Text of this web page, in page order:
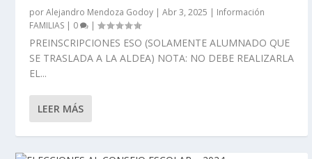
porAlejandro Mendoza Godoy |Abr 3, 2025 | Información
FAMILIAS | 0 |
PREINSCRIPCIONES ESO (SOLAMENTE ALUMNADO QUE
SE TRASLADA A LA ALDEA) NOTA: NO DEBE REALIZARLA
EL...
LEER MÁS